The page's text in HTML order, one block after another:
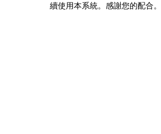
續使用本系統。感謝您的配合。